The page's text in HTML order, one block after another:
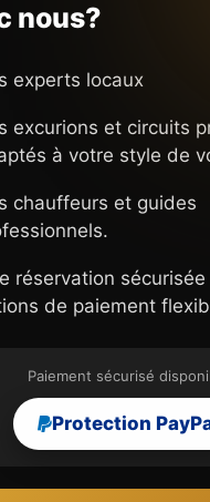
nous?
experts locaux
excurions et circuits
à votre style de
chauffeurs et guides
réservation
de paiement
Paiement sécurisé
Protection